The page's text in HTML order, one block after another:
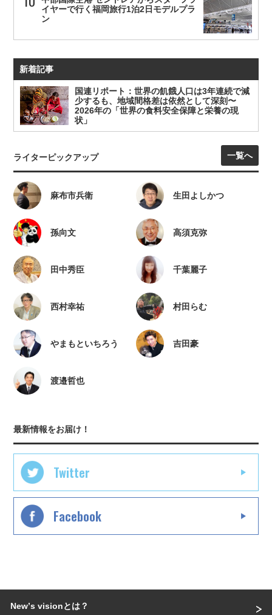
イヤーで行く福岡旅行1泊2日モデルプラ
ン
新着記事
国連リポート：世界の飢餓人口は3年連続で減
少するも、地域間格差は依然として深刻〜
2026年の「世界の食料安全保障と栄養の現
状」
ライターピックアップ 一覧へ
麻布市兵衛 生田よしかつ
孫向文 高須克弥
田中秀臣 千葉麗子
西村幸祐 村田らむ
やまもといちろう 吉田豪
渡邉哲也
最新情報をお届け！
Twitter
Facebook
Newʼs visionとは？